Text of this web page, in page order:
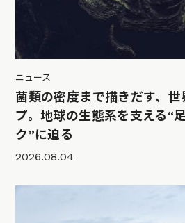
ニュース
菌類の密度まで描きだす、
プ。地球の生態系を支える“
ク”に迫る
2026.08.04